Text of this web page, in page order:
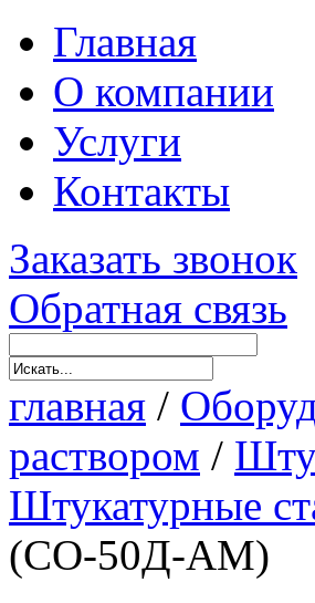
Главная
О компании
Услуги
Контакты
Заказать звонок
Обратная связь
главная /
раствором /
Штукатурные
(СО-50Д-АМ)